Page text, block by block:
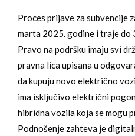
Proces prijave za subvencije
marta 2025. godine i traje do
Pravo na podršku imaju svi
pravna lica upisana u
da kupuju novo električno
ima isključivo električni
hibridna vozila koja se mogu
Podnošenje zahteva je